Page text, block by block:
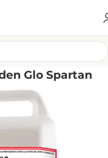
Glo Spartan